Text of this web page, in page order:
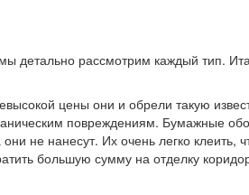
детально рассмотрим каждый тип.
цены они и обрели такую
повреждениям. Бумажные
не нанесут. Их очень легко клеить,
большую сумму на отделку